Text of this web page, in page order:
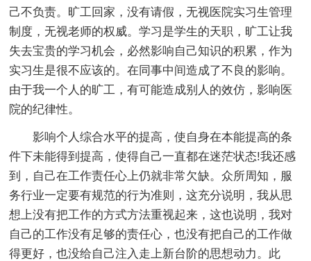
己不负责。旷工回家，没有请假，无视医院实习生管理
制度，无视老师的权威。学习是学生的天职，旷工让我
失去宝贵的学习机会，必然影响自己知识的积累，作为
实习生是很不应该的。在同事中间造成了不良的影响。
由于我一个人的旷工，有可能造成别人的效仿，影响医
院的纪律性。
影响个人综合水平的提高，使自身在本能提高的条
件下未能得到提高，使得自己一直都在迷茫状态!我还感
到，自己在工作责任心上仍就非常欠缺。众所周知，服
务行业一定要有规范的行为准则，这充分说明，我从思
想上没有把工作的方式方法重视起来，这也说明，我对
自己的工作没有足够的责任心，也没有把自己的工作做
得更好，也没给自己注入走上新台阶的思想动力。此